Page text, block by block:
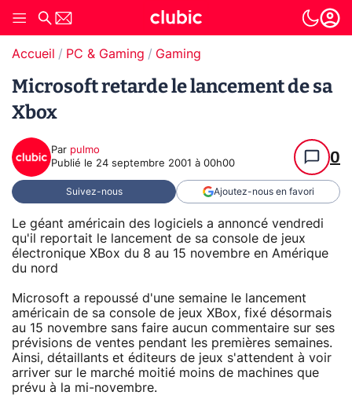
Accueil PC & Gaming Gaming
Microsoft retarde le lancement de sa
Xbox
Par pulmo
Publié le 24 septembre 2001 à 00h00 0
Suivez-nous Ajoutez-nous en favori
Le géant américain des logiciels a annoncé vendredi
qu'il reportait le lancement de sa console de jeux
électronique XBox du 8 au 15 novembre en Amérique
du nord
Microsoft a repoussé d'une semaine le lancement
américain de sa console de jeux XBox, fixé désormais
au 15 novembre sans faire aucun commentaire sur ses
prévisions de ventes pendant les premières semaines.
Ainsi, détaillants et éditeurs de jeux s'attendent à voir
arriver sur le marché moitié moins de machines que
prévu à la mi-novembre.